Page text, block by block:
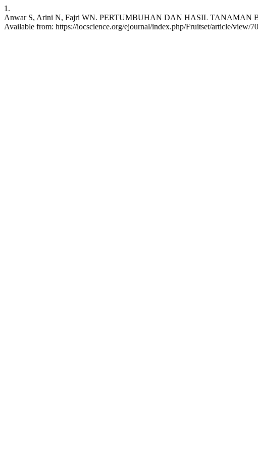
1.
Anwar S, Arini N, Fajri WN. PERTUMBUHAN DAN HASIL TANAMAN
Available from: https://iocscience.org/ejournal/index.php/Fruitset/article/view/